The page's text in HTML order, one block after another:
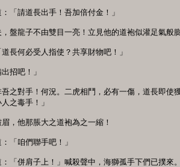
請道長出手！吾加倍付金！」
龍子不由雙目一亮！立見他的道袍似灌足氣般
何必受人指使？共享財物吧！」
招吧！」
對手！何況。二虎相鬥，必有一傷，道長即使
之毒手！」
他那脹大之道袍為之一縮！
「咱們聯手吧！」
併肩子上！」喊殺聲中，海獅孤手下們已撲來